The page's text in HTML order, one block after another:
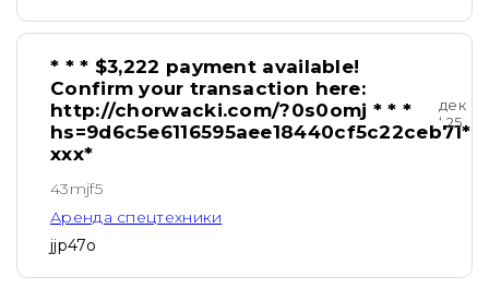
* * * $3,222 payment available!
Confirm your transaction here:
http://chorwacki.com/?0s0omj * * *
hs=9d6c5e6116595aee18440cf5c22ceb71*
ххх*
дек
‘ 25
43mjf5
Аренда спецтехники
jjp47o